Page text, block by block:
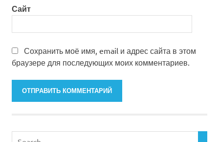
Сайт
Сохранить моё имя, email и адрес сайта в этом
браузере для последующих моих комментариев.